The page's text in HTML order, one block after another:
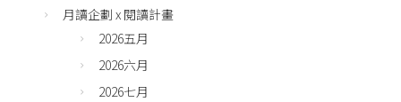
月讀企劃 x 閱讀計畫
2026五月
2026六月
2026七月